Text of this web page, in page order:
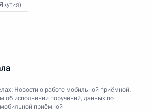
Новости о работе мобильной приёмной,
об исполнении поручений, данных по
приёмной